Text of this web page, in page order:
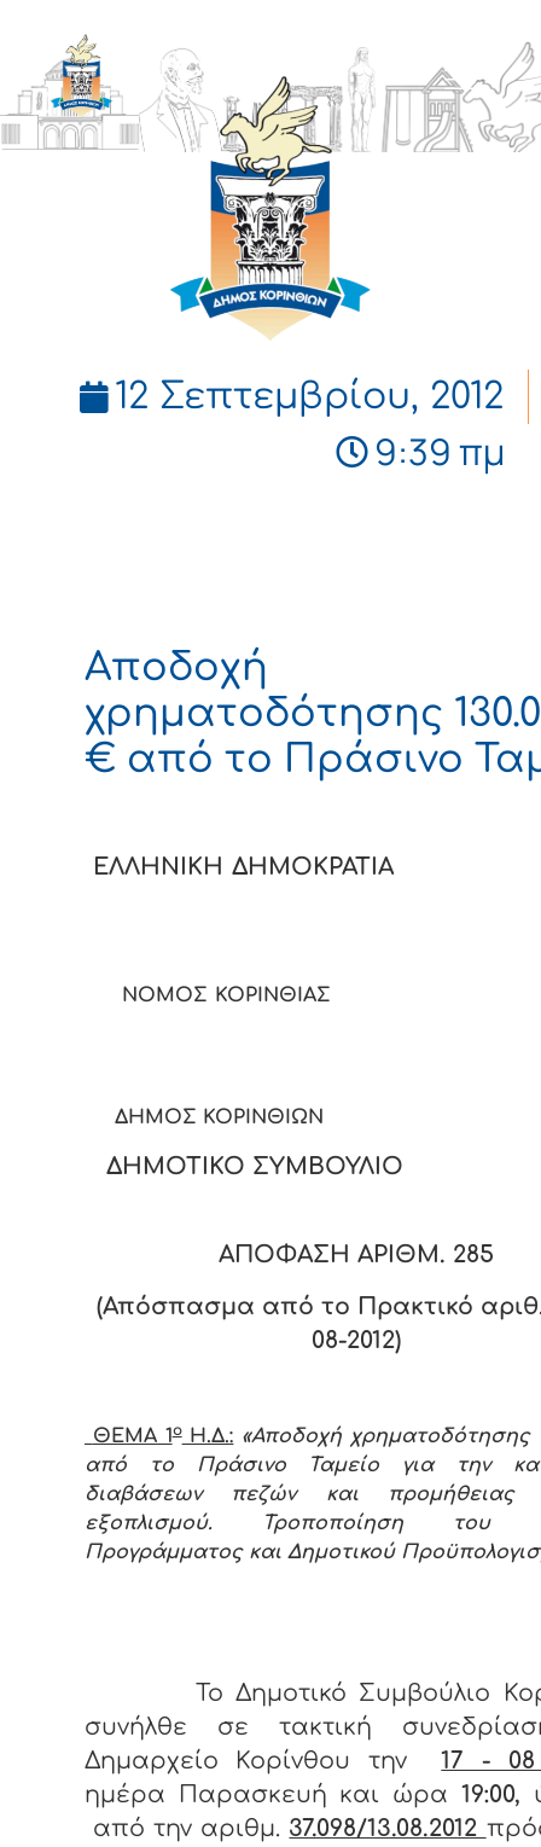
ΔΗΜΟΣ
ΚΟΡΙΝΘΙΩΝ
12 Σεπτεμβρίου, 2012
9:39 πμ
Αποδοχή
χρηματοδότησης
€ από το Πράσινο
ΕΛΛΗΝΙΚΗ
ΝΟΜΟΣ
ΔΗΜΟΣ ΚΟΡΙΝΘΙΩΝ
ΔΗΜΟΤΙΚΟ ΣΥΜΒΟΥΛΙΟ
ΑΠΟΦΑΣΗ ΑΡΙΘΜ. 285
(Απόσπασμα από το Πρακτικό αριθ.
08-2012)
ΘΕΜΑ 1οΗ.Δ.: «Αποδοχή χρηματοδότησης
από το Πράσινο Ταμείο για την
διαβάσεων πεζών και προμήθειας
εξοπλισμού. Τροποποίηση του
Προγράμματος και Δημοτικού
Το Δημοτικό Συμβούλιο
συνήλθε σε τακτική
Δημαρχείο Κορίνθου την17 - 08
ημέρα Παρασκευή και ώρα 19:00,
από την αριθμ. 37.098/13.08.2012